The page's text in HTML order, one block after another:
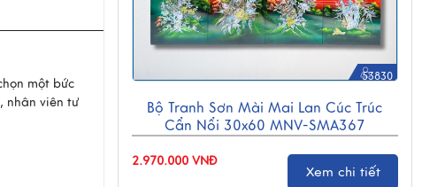
một bức
nhân viên tư
53830
Bộ Tranh Sơn Mài Mai Lan Cúc Trúc
Cẩn Nổi 30x60 MNV-SMA367
2.970.000 VNĐ
Xem chi tiết